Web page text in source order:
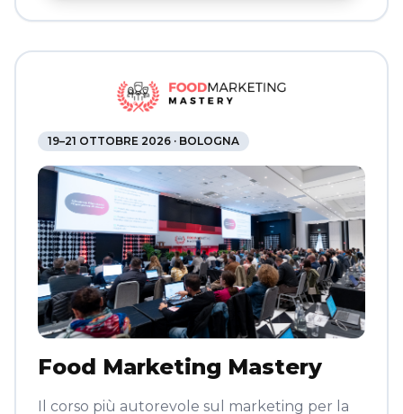
19–21 OTTOBRE 2026 · BOLOGNA
Food Marketing Mastery
Il corso più autorevole sul marketing per la